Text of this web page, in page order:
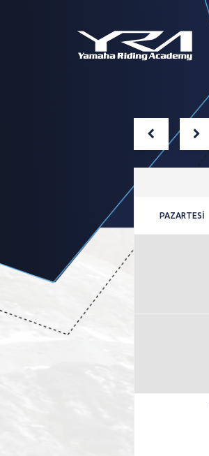
Hangi
Eğitim
Size
Uygun?
PAZARTESİ